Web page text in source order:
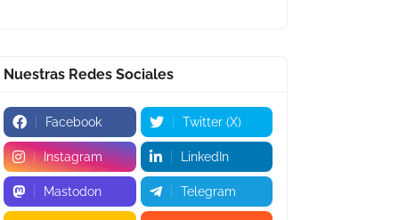
Nuestras Redes Sociales
Facebook Twitter (X)
Instagram LinkedIn
Mastodon Telegram